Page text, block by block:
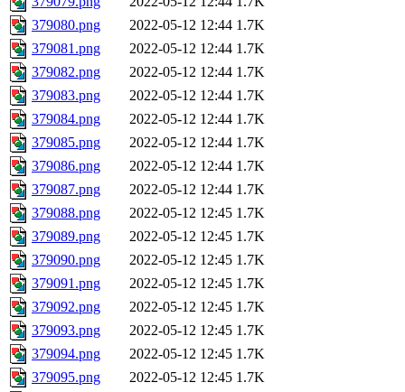
379080.png
2022-05-12 12:44 1.7K
379081.png
2022-05-12 12:44 1.7K
379082.png
2022-05-12 12:44 1.7K
379083.png
2022-05-12 12:44 1.7K
379084.png
2022-05-12 12:44 1.7K
379085.png
2022-05-12 12:44 1.7K
379086.png
2022-05-12 12:44 1.7K
379087.png
2022-05-12 12:44 1.7K
379088.png
2022-05-12 12:45 1.7K
379089.png
2022-05-12 12:45 1.7K
379090.png
2022-05-12 12:45 1.7K
379091.png
2022-05-12 12:45 1.7K
379092.png
2022-05-12 12:45 1.7K
379093.png
2022-05-12 12:45 1.7K
379094.png
2022-05-12 12:45 1.7K
379095.png
2022-05-12 12:45 1.7K